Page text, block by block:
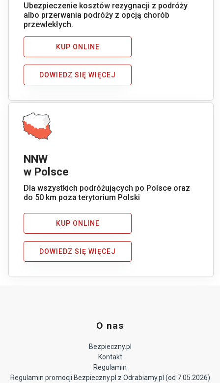
Ubezpieczenie kosztów rezygnacji z podróży
albo przerwania podróży z opcją chorób
przewlekłych.
KUP ONLINE
DOWIEDZ SIĘ WIĘCEJ
NNW
w Polsce
Dla wszystkich podróżujących po Polsce oraz
do 50 km poza terytorium Polski
KUP ONLINE
DOWIEDZ SIĘ WIĘCEJ
O nas
Bezpieczny.pl
Kontakt
Regulamin
Regulamin promocji Bezpieczny.pl z Odrabiamy.pl (od 7.05.2026)